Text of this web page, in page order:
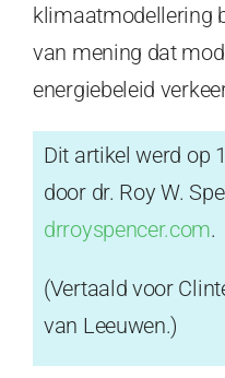
klimaatmodellering
van mening dat
energiebeleid
Dit artikel werd op
door dr. Roy W.
drroyspencer.com.
(Vertaald voor
van Leeuwen.)